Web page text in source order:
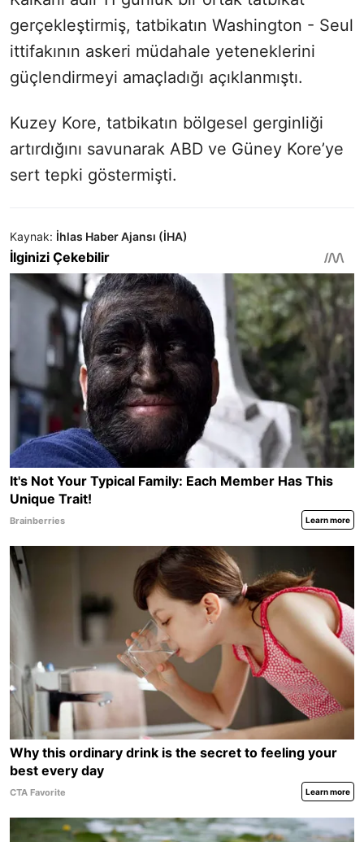
gerçekleştirmiş, tatbikatın Washington - Seul
ittifakının askeri müdahale yeteneklerini
güçlendirmeyi amaçladığı açıklanmıştı.
Kuzey Kore, tatbikatın bölgesel gerginliği
artırdığını savunarak ABD ve Güney Kore’ye
sert tepki göstermişti.
Kaynak: İhlas Haber Ajansı (İHA)